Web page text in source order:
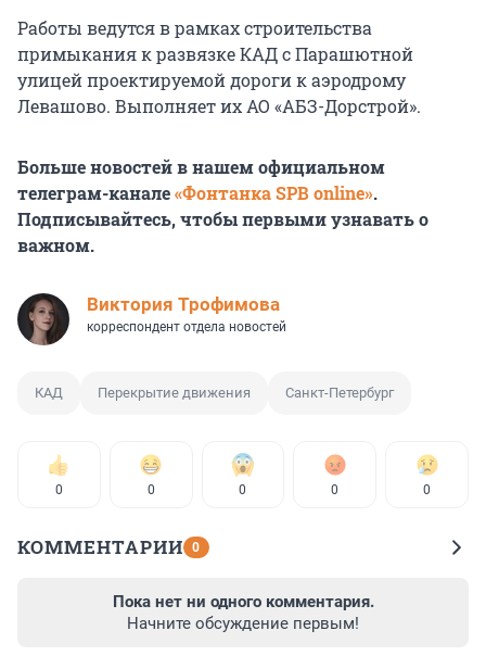
Работы ведутся в рамках строительства
примыкания к развязке КАД с Парашютной
улицей проектируемой дороги к аэродрому
Левашово. Выполняет их АО «АБЗ-Дорстрой».
Больше новостей в нашем официальном
телеграм-канале«Фонтанка SPB online».
Подписывайтесь, чтобы первыми узнавать о
важном.
Виктория Трофимова
корреспондент отдела новостей
КАД Перекрытие движения Санкт-Петербург
0 0 0 0 0
КОММЕНТАРИИ 0
Пока нет ни одного комментария.
Начните обсуждение первым!